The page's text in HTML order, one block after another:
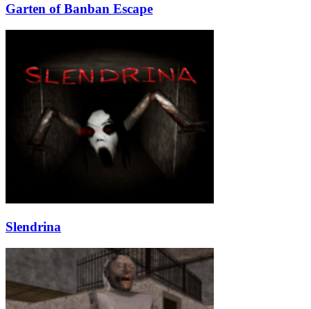
Garten of Banban Escape
Slendrina